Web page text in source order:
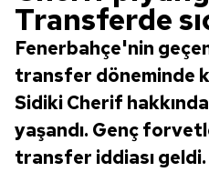
Transferde
Fenerbahçe'nin
transfer döneminde
Sidiki Cherif
yaşandı. Genç
transfer iddiası geldi.